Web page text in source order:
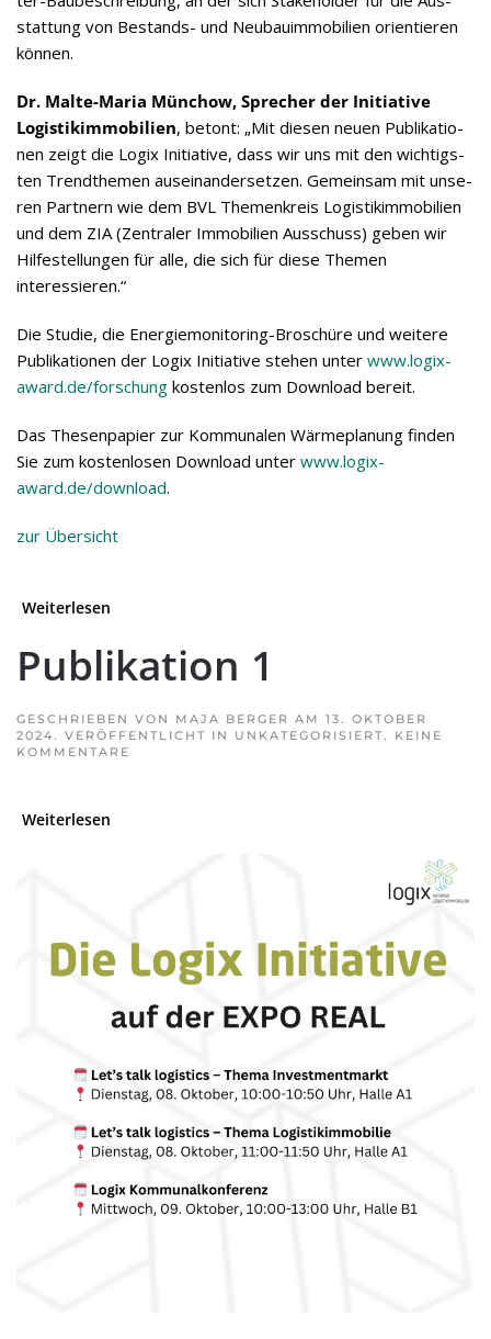
stat­tung von Bestands- und Neu­bau­im­mo­bi­lien ori­en­tie­ren
können.
Dr. Malte-Maria Mün­chow, Spre­cher der Initia­tive
Logis­tik­im­mo­bi­lien, betont: „Mit die­sen neuen Publi­ka­tio­
nen zeigt die Logix Initia­tive, dass wir uns mit den wich­tigs­
ten Trend­the­men aus­ein­an­der­set­zen. Gemein­sam mit unse­
ren Part­nern wie dem BVL The­men­kreis Logis­tik­im­mo­bi­lien
und dem ZIA (Zen­tra­ler Immo­bi­lien Aus­schuss) geben wir
Hil­fe­stel­lun­gen für alle, die sich für diese The­men
interessieren.“
Die Stu­die, die Ener­gie­mo­ni­to­ring-Bro­schüre und wei­tere
Publi­ka­tio­nen der Logix Initia­tive ste­hen unter www.logix-
award.de/forschung kos­ten­los zum Down­load bereit.
Das The­sen­pa­pier zur Kom­mu­na­len Wär­me­pla­nung fin­den
Sie zum kos­ten­lo­sen Down­load unter www.logix-
award.de/download.
zur Über­sicht
Weiterlesen
Publi­ka­tion 1
GESCHRIEBEN VON MAJA BERGER AM 13. OKTOBER
2024 . VERÖFFENTLICHT IN UNKATEGORISIERT. KEINE
KOMMENTARE
Weiterlesen